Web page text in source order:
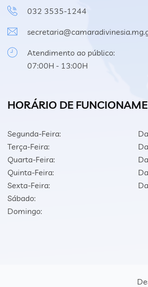
032 3535-1244
Atendimento ao público:
07:00H - 13:00H
HORÁRIO DE
Segunda-Feira:
Terça-Feira:
Quarta-Feira:
Quinta-Feira:
Sexta-Feira:
Sábado:
Domingo: